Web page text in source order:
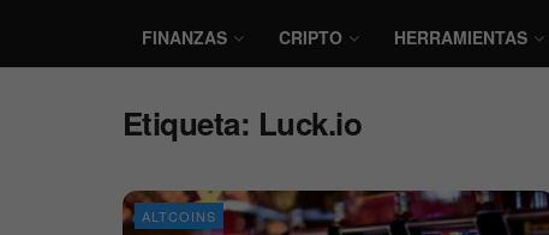
FINANZAS CRIPTO HERRAMIENTAS
Etiqueta: Luck.io
ALTCOINS